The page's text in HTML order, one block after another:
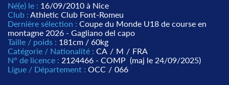
Né(e) le : 16/09/2010 à Nice
Club : Athletic Club Font-Romeu
Dernière sélection : Coupe du Monde U18 de course en
montagne 2026 - Gagliano del capo
Taille / poids : 181cm / 60kg
Catégorie / Nationalité : CA / M / FRA
N° de licence : 2124466 - COMP (maj le 24/09/2025)
Ligue / Département : OCC / 066